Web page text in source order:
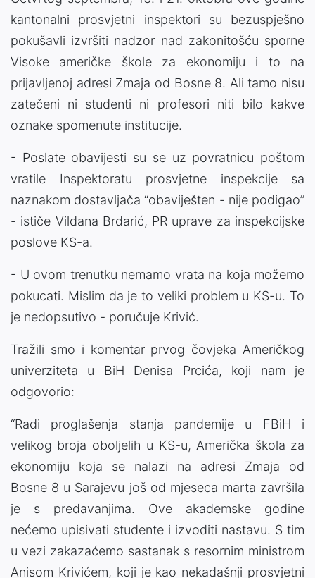
kantonalni prosvjetni inspektori su bezuspješno
pokušavli izvršiti nadzor nad zakonitošću sporne
Visoke američke škole za ekonomiju i to na
prijavljenoj adresi Zmaja od Bosne 8. Ali tamo nisu
zatečeni ni studenti ni profesori niti bilo kakve
oznake spomenute institucije.
- Poslate obavijesti su se uz povratnicu poštom
vratile Inspektoratu prosvjetne inspekcije sa
naznakom dostavljača “obaviješten - nije podigao”
- ističe Vildana Brdarić, PR uprave za inspekcijske
poslove KS-a.
- U ovom trenutku nemamo vrata na koja možemo
pokucati. Mislim da je to veliki problem u KS-u. To
je nedopsutivo - poručuje Krivić.
Tražili smo i komentar prvog čovjeka Američkog
univerziteta u BiH Denisa Prcića, koji nam je
odgovorio:
“Radi proglašenja stanja pandemije u FBiH i
velikog broja oboljelih u KS-u, Američka škola za
ekonomiju koja se nalazi na adresi Zmaja od
Bosne 8 u Sarajevu još od mjeseca marta završila
je s predavanjima. Ove akademske godine
nećemo upisivati studente i izvoditi nastavu. S tim
u vezi zakazaćemo sastanak s resornim ministrom
Anisom Krivićem, koji je kao nekadašnji prosvjetni